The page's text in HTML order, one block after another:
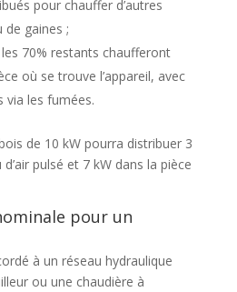
pour chauffer d’autres
de gaines ;
les 70% restants chaufferont
où se trouve l’appareil, avec
via les fumées.
de 10 kW pourra distribuer 3
pulsé et 7 kW dans la pièce
pour un
à un réseau hydraulique
ou une chaudière à